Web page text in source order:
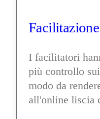
I facilitatori
più controllo
modo da
all'online liscia